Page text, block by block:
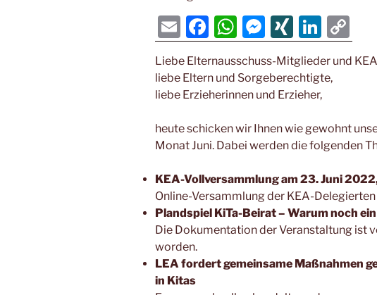
E
m
ai
l
F
a
c
e
b
o
k
W
h
at
s
A
p
M
e
ss
e
g
XI
N
G
Li
n
k
e
dI
n
o
p
Li
n
Liebe Elternausschuss-Mitglieder und
liebe Eltern und Sorgeberechtigte,
liebe Erzieherinnen und Erzieher,
heute schicken wir Ihnen wie gewohnt
Monat Juni. Dabei werden die folgenden
KEA-Vollversammlung am 23. Juni
Online-Versammlung der KEA-Delegierten
Plandspiel KiTa-Beirat – Warum noch
Die Dokumentation der Veranstaltung ist
worden.
LEA fordert gemeinsame Maßnahmen
in Kitas